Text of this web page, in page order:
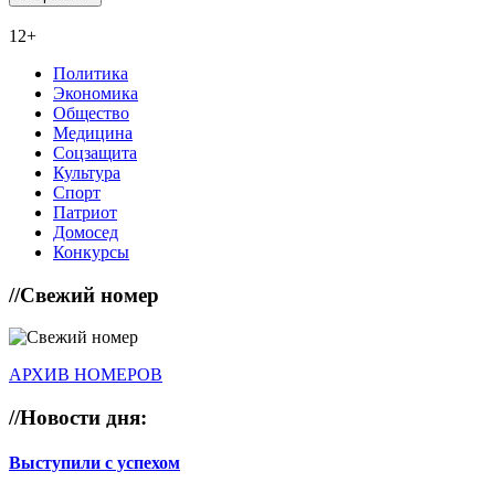
12+
Политика
Экономика
Общество
Медицина
Соцзащита
Культура
Спорт
Патриот
Домосед
Конкурсы
//Свежий номер
АРХИВ НОМЕРОВ
//Новости дня:
Выступили с успехом